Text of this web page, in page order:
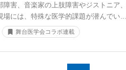
障害、音楽家の上肢障害やジストニア
には、特殊な医学的課題が潜んでい…
舞台医学会コラボ連載